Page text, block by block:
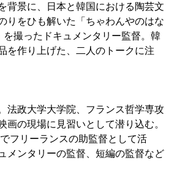
背景に、日本と韓国における陶芸文
りをひも解いた「ちゃわんやのはな
撮ったドキュメンタリー監督。韓
を作り上げた、二人のトークに注
法政大学大学院、フランス哲学専攻
画の現場に見習いとして潜り込む。
フリーランスの助監督として活
メンタリーの監督、短編の監督など